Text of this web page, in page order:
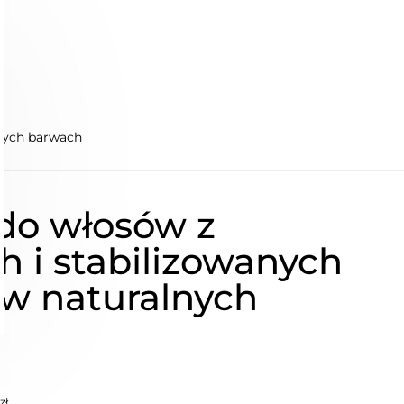
barwach
włosów z
i stabilizowanych
naturalnych